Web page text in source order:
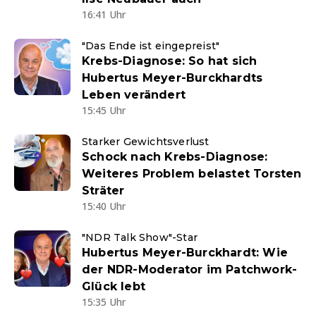
16:41 Uhr
"Das Ende ist eingepreist"
Krebs-Diagnose: So hat sich
Hubertus Meyer-Burckhardts
Leben verändert
15:45 Uhr
Starker Gewichtsverlust
Schock nach Krebs-Diagnose:
Weiteres Problem belastet Torsten
Sträter
15:40 Uhr
"NDR Talk Show"-Star
Hubertus Meyer-Burckhardt: Wie
der NDR-Moderator im Patchwork-
Glück lebt
15:35 Uhr